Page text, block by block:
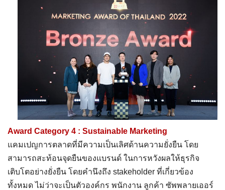
Award Category 4 : Sustainable Marketing
แคมเปญการตลาดที่มีความเป็นเลิศด้านความยั่งยืน โดย
สามารถสะท้อนจุดยืนของแบรนด์ ในการหวังผลให้ธุรกิจ
เติบโตอย่างยั่งยืน โดยคำนึงถึง stakeholder ที่เกี่ยวข้อง
ทั้งหมด ไม่ว่าจะเป็นตัวองค์กร พนักงาน ลูกค้า ซัพพลายเออร์